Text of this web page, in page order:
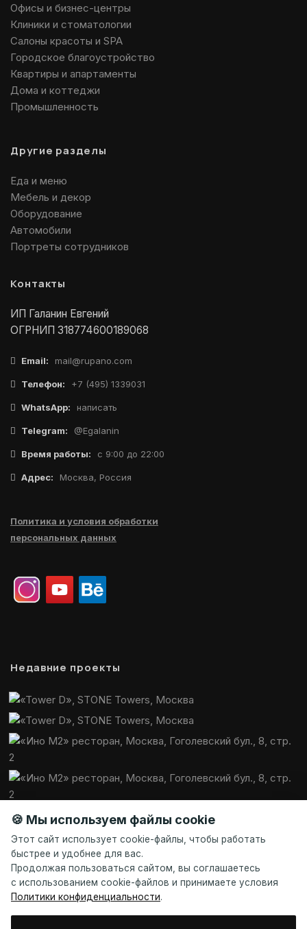
Офисы и бизнес-центры
Клиники и стоматологии
Салоны красоты и SPA
Городское благоустройство
Квартиры и апартаменты
Дома и коттеджи
Промышленность
Другие разделы
Еда и меню
Мебель и декор
Оборудование
Автомобили
Портреты сотрудников
Контакты
ИП Галанин Евгений
ОГРНИП 318774600189068
Email: mail@rupano.com
Телефон: +7 (495) 1339031
WhatsApp: написать
Telegram: @Egalanin
Время работы: с 9:00 до 22:00
Адрес: Москва, Россия
Политика и условия обработки
персональных данных
Недавние проекты
🍪 Мы используем файлы cookie
Этот сайт использует cookie-файлы, чтобы работать
быстрее и удобнее для вас.
Продолжая пользоваться сайтом, вы соглашаетесь
с использованием cookie-файлов и принимаете условия
Политики конфиденциальности.